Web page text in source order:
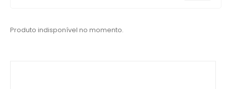
Produto indisponível no momento.